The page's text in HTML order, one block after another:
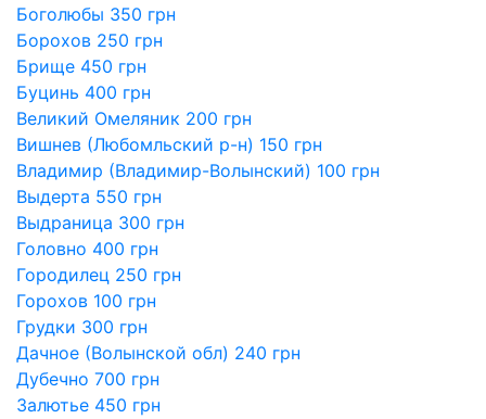
Боголюбы 350 грн
Борохов 250 грн
Брище 450 грн
Буцинь 400 грн
Великий Омеляник 200 грн
Вишнев (Любомльский р-н) 150 грн
Владимир (Владимир-Волынский) 100 грн
Выдерта 550 грн
Выдраница 300 грн
Головно 400 грн
Городилец 250 грн
Горохов 100 грн
Грудки 300 грн
Дачное (Волынской обл) 240 грн
Дубечно 700 грн
Залютье 450 грн